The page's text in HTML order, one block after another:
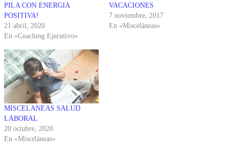
PILA CON ENERGIA
POSITIVA!
21 abril, 2020
En «Coaching Ejecutivo»
VACACIONES
7 noviembre, 2017
En «Misceláneas»
MISCELANEAS SALUD
LABORAL
20 octubre, 2020
En «Misceláneas»